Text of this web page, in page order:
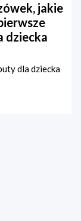
jakie
dziecka
dla dziecka